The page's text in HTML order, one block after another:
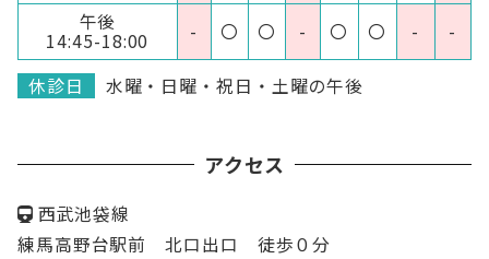
午後
14:45-18:00 - 〇 〇 - 〇 〇 - -
休診日 水曜・日曜・祝日・土曜の午後
アクセス
西武池袋線
練馬高野台駅前 北口出口 徒歩０分